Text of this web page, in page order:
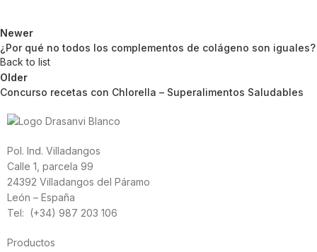
Newer
¿Por qué no todos los complementos de colágeno son iguales?
Back to list
Older
Concurso recetas con Chlorella – Superalimentos Saludables
Pol. Ind. Villadangos
Calle 1, parcela 99
24392 Villadangos del Páramo
León – España
Tel: (+34) 987 203 106
Productos